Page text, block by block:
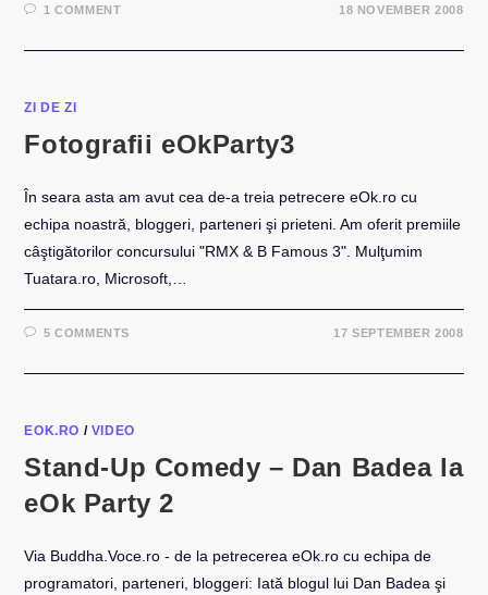
1 COMMENT 18 NOVEMBER 2008
ZI DE ZI
Fotografii eOkParty3
În seara asta am avut cea de-a treia petrecere eOk.ro cu
echipa noastră, bloggeri, parteneri şi prieteni. Am oferit premiile
câştigătorilor concursului "RMX & B Famous 3". Mulţumim
Tuatara.ro, Microsoft,…
5 COMMENTS 17 SEPTEMBER 2008
EOK.RO / VIDEO
Stand-Up Comedy – Dan Badea la
eOk Party 2
Via Buddha.Voce.ro - de la petrecerea eOk.ro cu echipa de
programatori, parteneri, bloggeri: Iată blogul lui Dan Badea şi